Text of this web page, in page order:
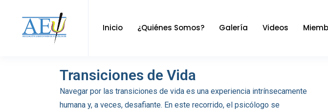
Inicio ¿Quiénes Somos? Galería Videos
Transiciones de Vida
Navegar por las transiciones de vida es una experiencia intrínsecamente
humana y, a veces, desafiante. En este recorrido, el psicólogo se